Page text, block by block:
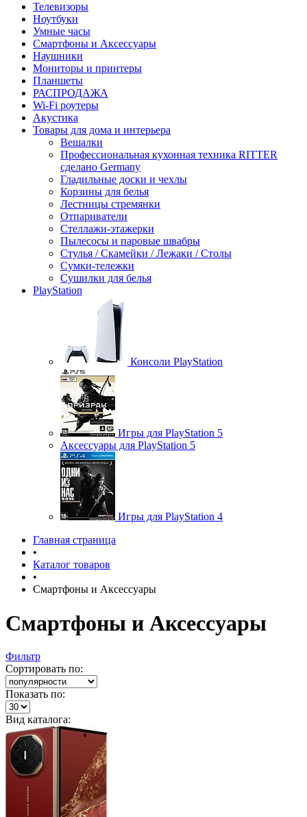
Телевизоры
Ноутбуки
Умные часы
Смартфоны и Аксессуары
Наушники
Мониторы и принтеры
Планшеты
РАСПРОДАЖА
Wi-Fi роутеры
Акустика
Товары для дома и интерьера
Вешалки
Профессиональная кухонная техника RITTER
сделано Germany
Гладильные доски и чехлы
Корзины для белья
Лестницы стремянки
Отпариватели
Стеллажи-этажерки
Пылесосы и паровые швабры
Стулья / Скамейки / Лежаки / Столы
Сумки-тележки
Сушилки для белья
PlayStation
Консоли PlayStation
Игры для PlayStation 5
Аксессуары для PlayStation 5
Игры для PlayStation 4
Главная страница
•
Каталог товаров
•
Смартфоны и Аксессуары
Смартфоны и Аксессуары
Фильтр
Сортировать по:
Показать по:
Вид каталога: